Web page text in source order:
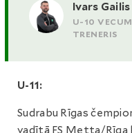
Ivars Gailis
U-10
TRENERIS
U-11:
Sudrabu Rīgas
vadītā FS Metta/Rīga